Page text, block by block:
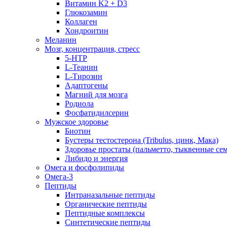
Витамин K2 + D3
Глюкозамин
Коллаген
Хондроитин
Меланин
Мозг, концентрация, стресс
5-HTP
L-Теанин
L-Тирозин
Адаптогены
Магний для мозга
Родиола
Фосфатидилсерин
Мужское здоровье
Биотин
Бустеры тестостерона (Tribulus, цинк, Мака)
Здоровье простаты (пальметто, тыквенные
Либидо и энергия
Омега и фосфолипиды
Омега-3
Пептиды
Интраназальные пептиды
Органические пептиды
Пептидные комплексы
Синтетические пептиды